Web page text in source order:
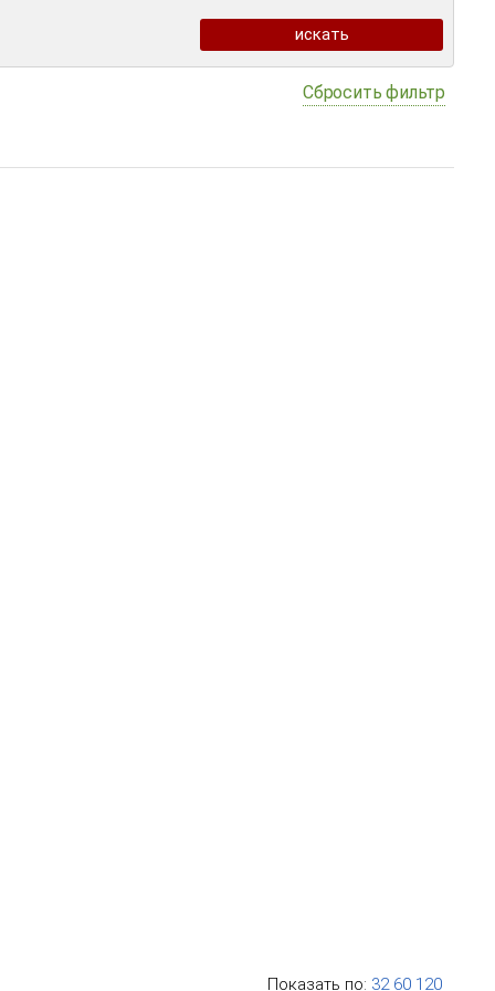
Сбросить фильтр
Показать по: 32 60 120